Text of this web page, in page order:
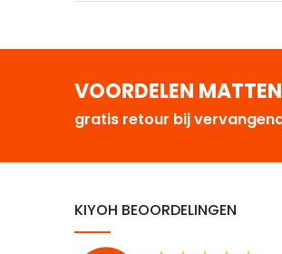
VOORDELEN
gratis retour bij
KIYOH BEOORDELINGEN